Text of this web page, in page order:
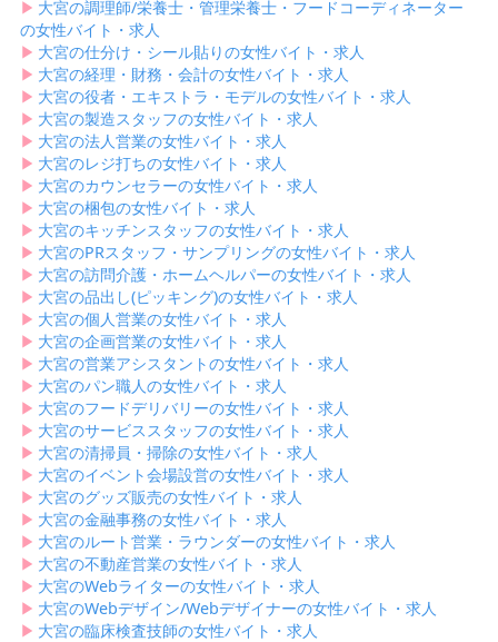
▶︎ 大宮の調理師/栄養士・管理栄養士・フードコーディネーター
の女性バイト・求人
▶︎ 大宮の仕分け・シール貼りの女性バイト・求人
▶︎ 大宮の経理・財務・会計の女性バイト・求人
▶︎ 大宮の役者・エキストラ・モデルの女性バイト・求人
▶︎ 大宮の製造スタッフの女性バイト・求人
▶︎ 大宮の法人営業の女性バイト・求人
▶︎ 大宮のレジ打ちの女性バイト・求人
▶︎ 大宮のカウンセラーの女性バイト・求人
▶︎ 大宮の梱包の女性バイト・求人
▶︎ 大宮のキッチンスタッフの女性バイト・求人
▶︎ 大宮のPRスタッフ・サンプリングの女性バイト・求人
▶︎ 大宮の訪問介護・ホームヘルパーの女性バイト・求人
▶︎ 大宮の品出し(ピッキング)の女性バイト・求人
▶︎ 大宮の個人営業の女性バイト・求人
▶︎ 大宮の企画営業の女性バイト・求人
▶︎ 大宮の営業アシスタントの女性バイト・求人
▶︎ 大宮のパン職人の女性バイト・求人
▶︎ 大宮のフードデリバリーの女性バイト・求人
▶︎ 大宮のサービススタッフの女性バイト・求人
▶︎ 大宮の清掃員・掃除の女性バイト・求人
▶︎ 大宮のイベント会場設営の女性バイト・求人
▶︎ 大宮のグッズ販売の女性バイト・求人
▶︎ 大宮の金融事務の女性バイト・求人
▶︎ 大宮のルート営業・ラウンダーの女性バイト・求人
▶︎ 大宮の不動産営業の女性バイト・求人
▶︎ 大宮のWebライターの女性バイト・求人
▶︎ 大宮のWebデザイン/Webデザイナーの女性バイト・求人
▶︎ 大宮の臨床検査技師の女性バイト・求人